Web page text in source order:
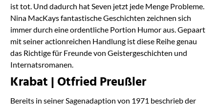
ist tot. Und dadurch hat Seven jetzt jede Menge Probleme.
Nina MacKays fantastische Geschichten zeichnen sich
immer durch eine ordentliche Portion Humor aus. Gepaart
mit seiner actionreichen Handlung ist diese Reihe genau
das Richtige für Freunde von Geistergeschichten und
Internatsromanen.
Krabat | Otfried Preußler
Bereits in seiner Sagenadaption von 1971 beschrieb der